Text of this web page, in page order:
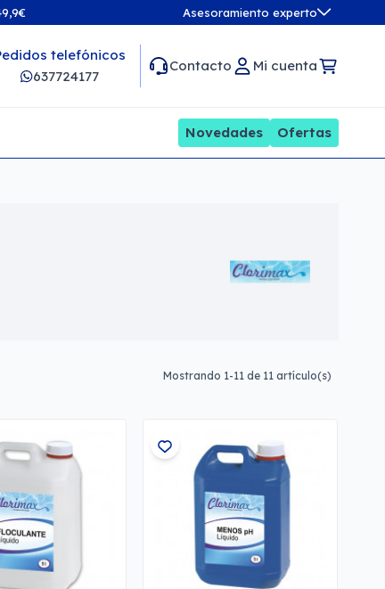
Asesoramiento experto
telefónicos
637724177
Contacto Mi cuenta
Novedades Ofertas
Mostrando 1-11 de 11 artículo(s)